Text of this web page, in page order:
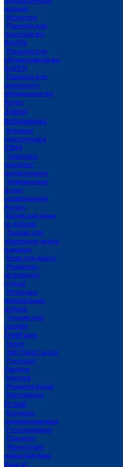
водіння
Монітори
Рішення для
тракторів від
RAVEN
Рішення для
обприскувачів від
RAVEN
Рішення для
причіпного
обладнання від
Raven
Завод
Кобзаренка
Бункери
накопичувачі
(ПБН)
Тракторні
причепи i
напiвпричепи
Універсальні
зсувні
напівпричепи
Атлант
Бочки для води
та добрив
Техніка для
зберігання зерна
в мішках
Візки для жаток
Розчинно-
заправочні
станції
Розкидачі
мінеральних
добрив
Техніка для
соломи
FreeFarm
Dawn
360 Yield Center
Precision
Planting
Montag
Розчинні вузли
Картування
Pronar
Бункери-
перевантажувачі
Гноєрозкидачі
Причепи
Фронтальні
навантажувачі
Baural